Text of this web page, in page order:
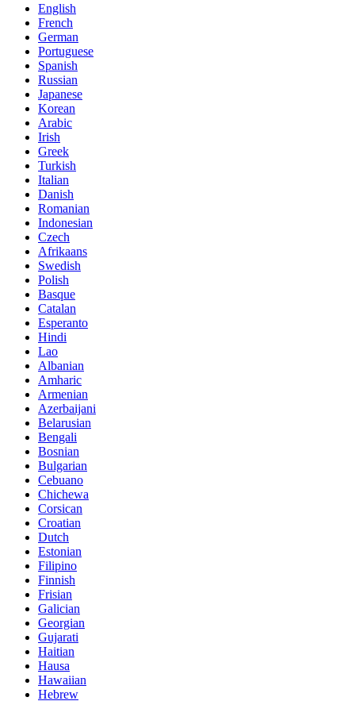
English
French
German
Portuguese
Spanish
Russian
Japanese
Korean
Arabic
Irish
Greek
Turkish
Italian
Danish
Romanian
Indonesian
Czech
Afrikaans
Swedish
Polish
Basque
Catalan
Esperanto
Hindi
Lao
Albanian
Amharic
Armenian
Azerbaijani
Belarusian
Bengali
Bosnian
Bulgarian
Cebuano
Chichewa
Corsican
Croatian
Dutch
Estonian
Filipino
Finnish
Frisian
Galician
Georgian
Gujarati
Haitian
Hausa
Hawaiian
Hebrew